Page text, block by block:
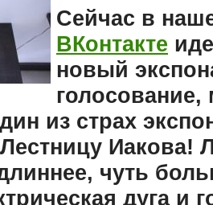
Сейчас в
ВКонтакте
новый
из страх
Лестницу Иакова!
чуть
дуга и